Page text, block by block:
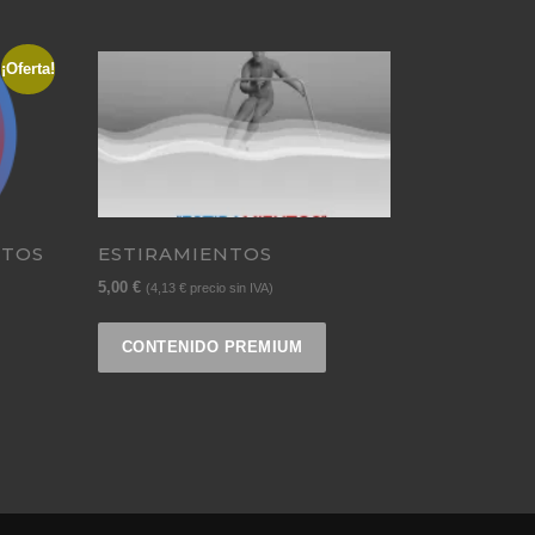
¡Oferta!
ESTIRAMIENTOS
5,00 € (4,13 €precio sin IVA)
CONTENIDO PREMIUM